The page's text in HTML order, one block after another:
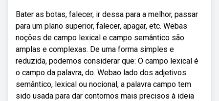
Bater as botas, falecer, ir dessa para a melhor, passar
para um plano superior, falecer, apagar, etc. Webas
noções de campo lexical e campo semântico são
amplas e complexas. De uma forma simples e
reduzida, podemos considerar que: O campo lexical é
o campo da palavra, do. Webao lado dos adjetivos
semântico, lexical ou nocional, a palavra campo tem
sido usada para dar contornos mais precisos à ideia